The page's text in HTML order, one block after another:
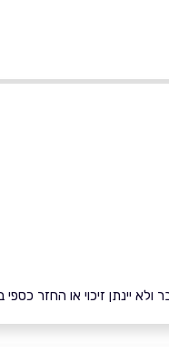
יינתן זיכוי או החזר כספי